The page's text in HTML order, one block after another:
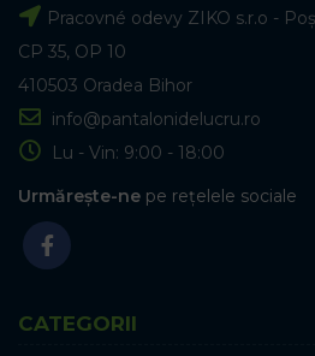
Pracovné odevy ZIKO s.r.o -
CP 35, OP 10
410503 Oradea Bihor
info@pantalonidelucru.ro
Lu - Vin: 9:00 - 18:00
Urmărește-ne pe rețelele sociale
CATEGORII